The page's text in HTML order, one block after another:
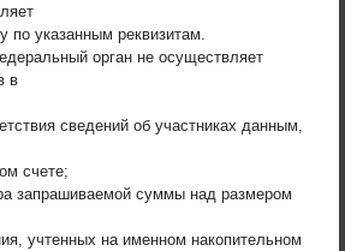
указанным реквизитам.
орган не осуществляет
в
сведений об участниках данным,
счете;
запрашиваемой суммы над размером
учтенных на именном накопительном